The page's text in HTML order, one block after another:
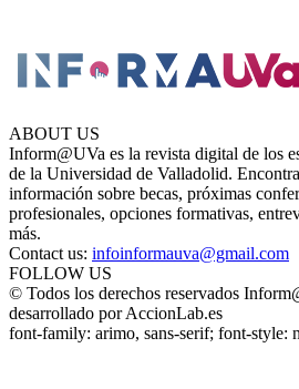
ABOUT US
Inform@UVa es la revista digital de los
de la Universidad de Valladolid.
información sobre becas, próximas
profesionales, opciones formativas,
más.
Contact us: infoinformauva@gmail.com
FOLLOW US
© Todos los derechos reservados
desarrollado por AccionLab.es
font-family: arimo, sans-serif; font-style: